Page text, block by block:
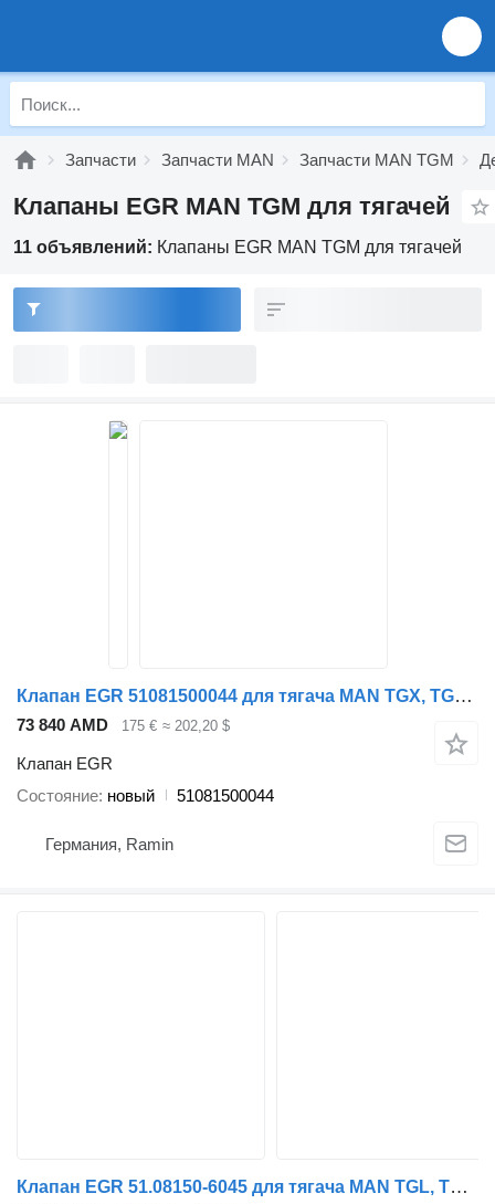
Запчасти Запчасти MAN Запчасти MAN TGM
Клапаны EGR MAN TGM для тягачей
11 объявлений: Клапаны EGR MAN TGM для тягачей
Клапан EGR 51081500044 для тягача MAN TGX, TGS, TGL ,TGM
73 840 AMD 175 € ≈ 202,20 $
Клапан EGR
Состояние новый 51081500044
Германия, Ramin
Клапан EGR 51.08150-6045 для тягача MAN TGL, TGM, TGS, TGX (2005-2021)